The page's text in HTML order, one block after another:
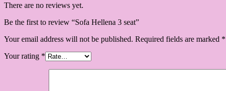
There are no reviews yet.
Be the first to review “Sofa Hellena 3 seat”
Your email address will not be published. Required fields are marked *
Your rating *